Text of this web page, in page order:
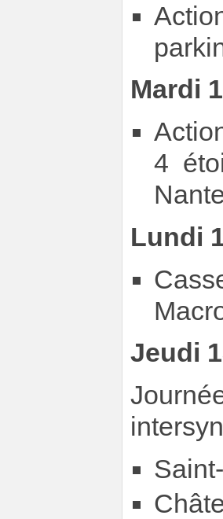
Mardi
4
Lundi
Jeudi